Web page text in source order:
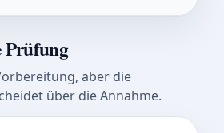
Prüfung
aber die
über die Annahme.